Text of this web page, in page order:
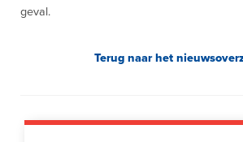
geval.
Terug naar het